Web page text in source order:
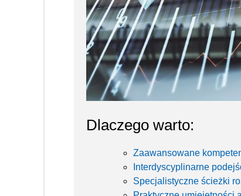
Dlaczego warto:
Zaawansowane
Interdyscyplinarne
Specjalistyczne ścieżki